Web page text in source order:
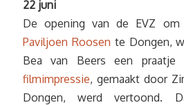
22 juni
De opening van de EVZ
Paviljoen Roosen te Dongen,
Bea van Beers een
filmimpressie, gemaakt door
Dongen, werd vertoond.